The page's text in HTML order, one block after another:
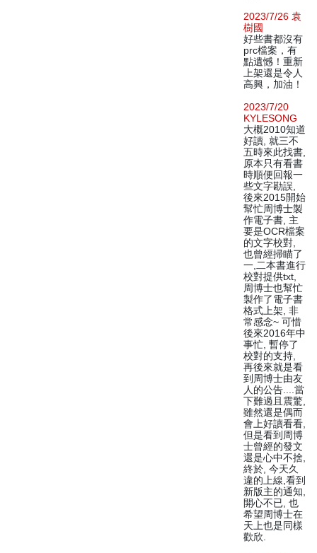
2023/7/26 袁
樹國
好些書都沒有
prc檔案，有
點遺憾！重新
上架還是令人
高興，加油！
2023/7/20
KYLESONG
大概2010知道
好讀, 就三不
五時來此找書,
原本只有看書
時順便回報一
些文字勘誤,
後來2015開始
幫忙周博士製
作電子書, 主
要是OCR檔案
的文字校對,
也曾經掃瞄了
一,二本書進行
校對提供txt,
周博士也幫忙
製作了電子書
格式上架, 非
常感念~ 可惜
後來2016年中
事忙, 暫停了
校對的支持,
再後來就是看
到周博士由友
人的公告....當
下難過且震驚,
雖然還是偶而
會上好讀看看,
但是看到周博
士曾經的發文
還是心中不捨,
終於, 今天久
違的上線,看到
新版主的通知,
開心不已, 也
希望周博士在
天上也是同樣
歡欣.